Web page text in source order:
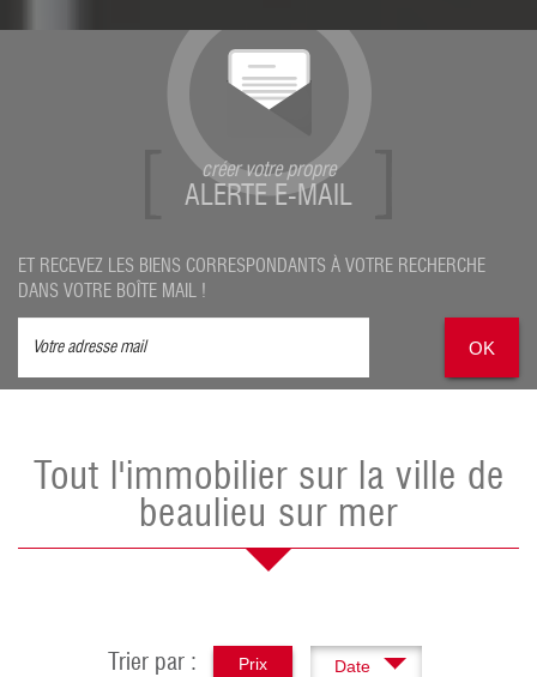
créer votre propre
ALERTE E-MAIL
ET RECEVEZ LES BIENS CORRESPONDANTS À VOTRE RECHERCHE
DANS VOTRE BOÎTE MAIL !
OK
Tout l'immobilier sur la ville de
beaulieu sur mer
Trier par : Prix Date